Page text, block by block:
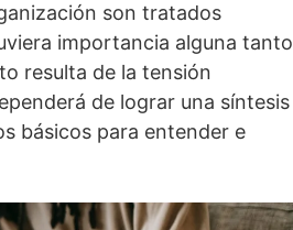
son tratados
importancia alguna tanto
resulta de la tensión
de lograr una síntesis
básicos para entender e